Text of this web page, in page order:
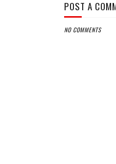
POST A
NO COMMENTS